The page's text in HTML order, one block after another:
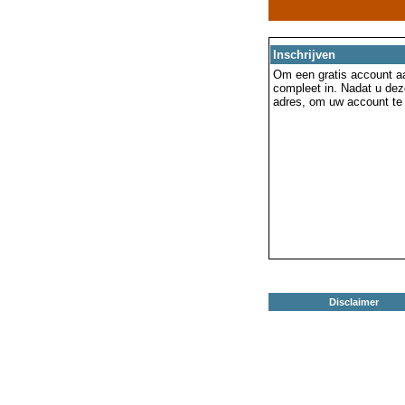
Inschrijven
Om een gratis account
compleet in. Nadat u
adres, om uw account
Disclaimer